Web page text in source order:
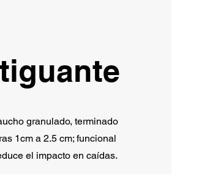
granulado, terminado
1cm a 2.5 cm; funcional
el impacto en caídas.